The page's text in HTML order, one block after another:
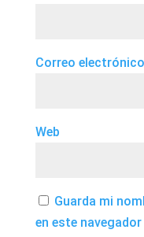
Correo electrónico
Web
Guarda mi
en este